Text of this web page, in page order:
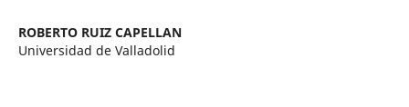
ROBERTO RUIZ CAPELLAN
Universidad de Valladolid